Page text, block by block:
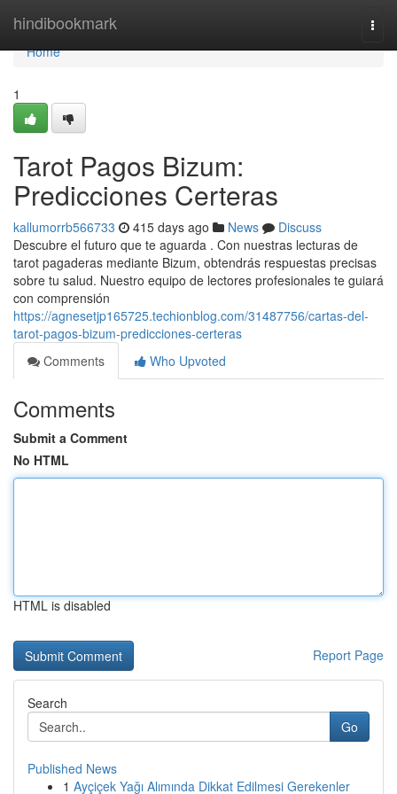
hindibookmark
Home
Home
1
Tarot Pagos Bizum:
Predicciones Certeras
kallumorrb566733 415 days ago News
Discuss
Descubre el futuro que te aguarda . Con nuestras lecturas de
tarot pagaderas mediante Bizum, obtendrás respuestas precisas
sobre tu salud. Nuestro equipo de lectores profesionales te guiará
con comprensión
https://agnesetjp165725.techionblog.com/31487756/cartas-del-
tarot-pagos-bizum-predicciones-certeras
Comments
Who Upvoted
Comments
Submit a Comment
No HTML
HTML is disabled
Report Page
Search
Go
Published News
1 Ayçiçek Yağı Alımında Dikkat Edilmesi Gerekenler